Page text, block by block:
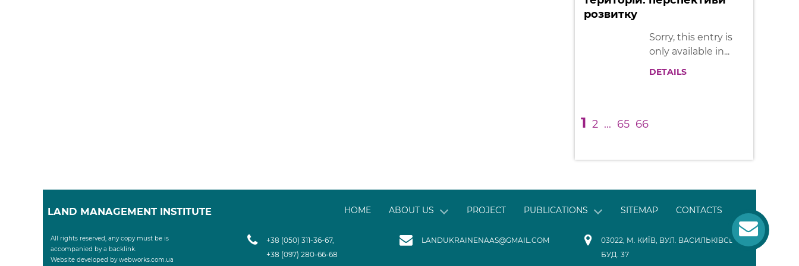
розвитку
Sorry, this entry is
only available in...
DETAILS
1 2 ... 65 66
LAND MANAGEMENT INSTITUTE HOME ABOUT US PROJECT PUBLICATIONS SITEMAP CONTACTS
All rights reserved, any copy must be is
Website developed by webworks.com.ua
+38 (050) 311-36-67,
+38 (097) 280-66-68
LANDUKRAINENAAS@GMAIL.COM
03022, М. КИЇВ, ВУЛ. ВАСИЛЬКІВСЬКА,
БУД. 37